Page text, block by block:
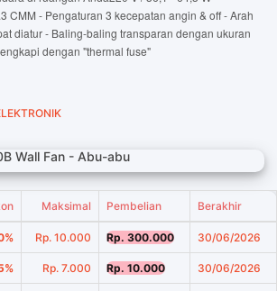
CMM - Pengaturan 3 kecepatan angin & off - Arah
diatur - Baling-baling transparan dengan ukuran
dengan "thermal fuse"
Wall Fan - Abu-abu
Maksimal Pembelian Berakhir
Rp. 10.000 Rp. 300.000 30/06/2026
Rp. 7.000 Rp. 10.000 30/06/2026